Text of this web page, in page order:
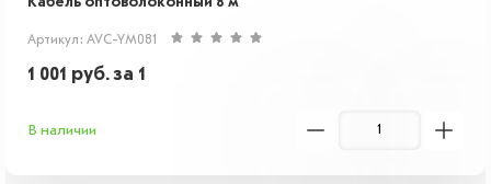
Артикул: AVC-YM081
1 001 руб.за 1
В наличии